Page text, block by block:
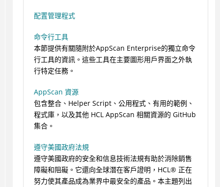
配置管理程式
命令行工具
本節提供有關隨附於AppScan Enterprise的獨立命令
行工具的資訊。這些工具在主要圖形用戶界面之外執
行特定任務。
AppScan 資源
包含整合、Helper Script、公用程式、有用的範例、
程式庫，以及其他 HCL AppScan 相關資源的 GitHub
集合。
遵守美國政府法規
遵守美國政府的安全和信息技術法規有助於消除銷售
障礙和阻礙。它還向全球潛在客戶證明， HCL® 正在
努力使其產品成為業界中最安全的產品。本主題列出